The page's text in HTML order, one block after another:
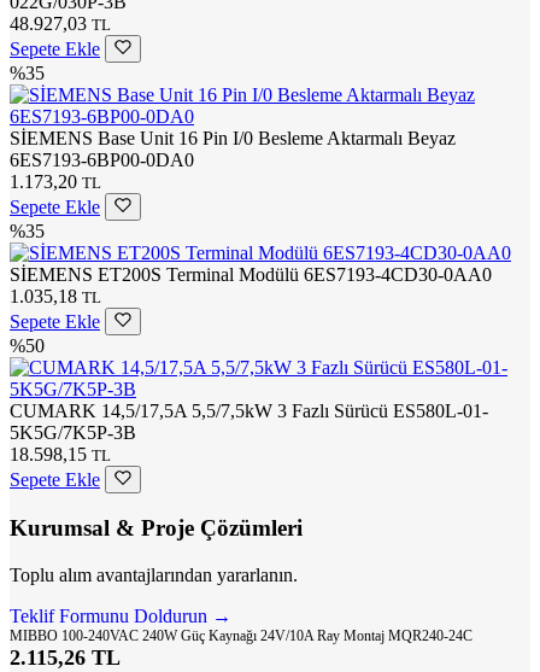
48.927,03 TL
Sepete Ekle
%35
SİEMENS Base Unit 16 Pin I/0 Besleme Aktarmalı Beyaz
6ES7193-6BP00-0DA0
1.173,20 TL
Sepete Ekle
%35
SİEMENS ET200S Terminal Modülü 6ES7193-4CD30-0AA0
1.035,18 TL
Sepete Ekle
%50
CUMARK 14,5/17,5A 5,5/7,5kW 3 Fazlı Sürücü ES580L-01-
5K5G/7K5P-3B
18.598,15 TL
Sepete Ekle
Kurumsal & Proje Çözümleri
Toplu alım avantajlarından yararlanın.
Teklif Formunu Doldurun →
MIBBO 100-240VAC 240W Güç Kaynağı 24V/10A Ray Montaj MQR240-24C
2.115,26 TL